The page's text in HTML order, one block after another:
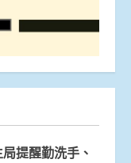
提醒勤洗手、